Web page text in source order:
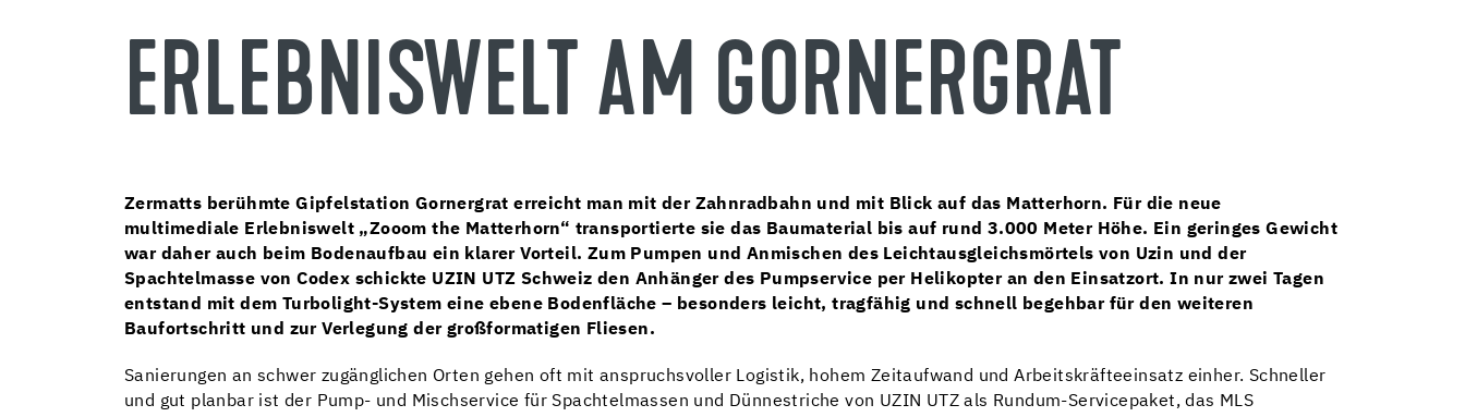
ERLEBNISWELT AM GORNERGRAT
Zermatts berühmte Gipfelstation Gornergrat erreicht man mit der Zahnradbahn und mit Blick auf das Matterhorn. Für die neue
multimediale Erlebniswelt „Zooom the Matterhorn“ transportierte sie das Baumaterial bis auf rund 3.000 Meter Höhe. Ein geringes Gewicht
war daher auch beim Bodenaufbau ein klarer Vorteil. Zum Pumpen und Anmischen des Leichtausgleichsmörtels von Uzin und der
Spachtelmasse von Codex schickte UZIN UTZ Schweiz den Anhänger des Pumpservice per Helikopter an den Einsatzort. In nur zwei Tagen
entstand mit dem Turbolight-System eine ebene Bodenfläche – besonders leicht, tragfähig und schnell begehbar für den weiteren
Baufortschritt und zur Verlegung der großformatigen Fliesen.
Sanierungen an schwer zugänglichen Orten gehen oft mit anspruchsvoller Logistik, hohem Zeitaufwand und Arbeitskräfteeinsatz einher. Schneller
und gut planbar ist der Pump- und Mischservice für Spachtelmassen und Dünnestriche von UZIN UTZ als Rundum-Servicepaket, das MLS